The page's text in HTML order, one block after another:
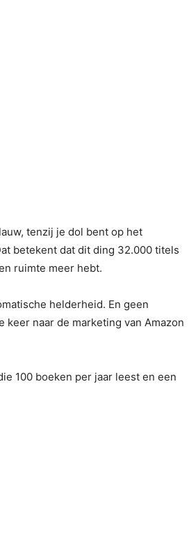
tenzij je dol bent op het
betekent dat dit ding 32.000 titels
ruimte meer hebt.
helderheid. En geen
naar de marketing van Amazon
100 boeken per jaar leest en een